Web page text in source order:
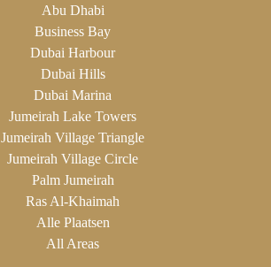
Abu Dhabi
Business Bay
Dubai Harbour
Dubai Hills
Dubai Marina
Jumeirah Lake Towers
Jumeirah Village Triangle
Jumeirah Village Circle
Palm Jumeirah
Ras Al-Khaimah
Alle Plaatsen
All Areas